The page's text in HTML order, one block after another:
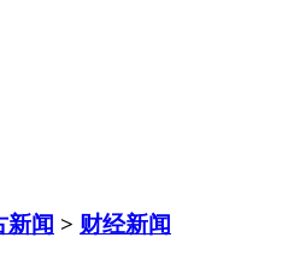
新闻 > 财经新闻